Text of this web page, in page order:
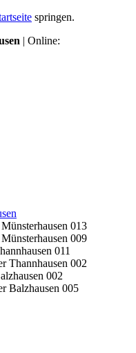
springen.
| Online: